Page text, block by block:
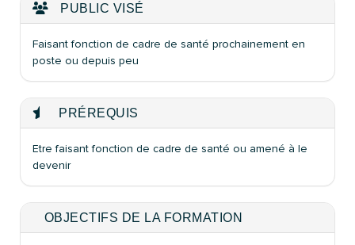
PUBLIC VISÉ
Faisant fonction de cadre de santé prochainement en
poste ou depuis peu
PRÉREQUIS
Etre faisant fonction de cadre de santé ou amené à le
devenir
OBJECTIFS DE LA FORMATION